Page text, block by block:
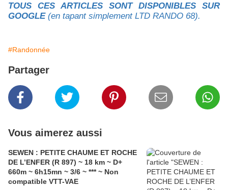
TOUS CES ARTICLES SONT DISPONIBLES SUR
GOOGLE (en tapant simplement LTD RANDO 68).
#Randonnée
Partager
Vous aimerez aussi
SEWEN : PETITE CHAUME ET ROCHE
DE L’ENFER (R 897) ~ 18 km ~ D+
660m ~ 6h15mn ~ 3/6 ~ *** ~ Non
compatible VTT-VAE